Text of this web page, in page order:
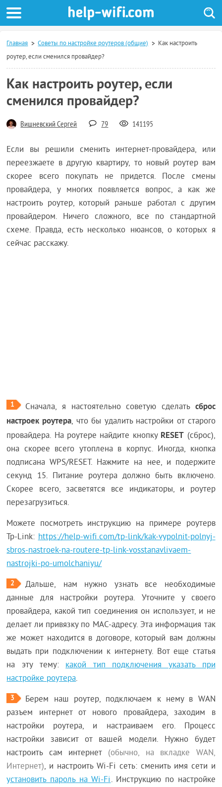
Главная Советы по настройке роутеров (общие)
Как настроить
роутер, если сменился провайдер?
Как настроить роутер, если
сменился провайдер?
Вишневский Сергей 79 141195
Если вы решили сменить интернет-провайдера, или
переезжаете в другую квартиру, то новый роутер вам
скорее всего покупать не придется. После смены
провайдера, у многих появляется вопрос, а как же
настроить роутер, который раньше работал с другим
провайдером. Ничего сложного, все по стандартной
схеме. Правда, есть несколько нюансов, о которых я
сейчас расскажу.
1 Сначала, я настоятельно советую сделать сброс
настроек роутера, что бы удалить настройки от старого
провайдера. На роутере найдите кнопку RESET (сброс),
она скорее всего утоплена в корпус. Иногда, кнопка
подписана WPS/RESET. Нажмите на нее, и подержите
секунд 15. Питание роутера должно быть включено.
Скорее всего, засветятся все индикаторы, и роутер
перезагрузиться.
Можете посмотреть инструкцию на примере роутерв
Tp-Link:https://help-wifi.com/tp-link/kak-vypolnit-polnyj-
sbros-nastroek-na-routere-tp-link-vosstanavlivaem-
nastrojki-po-umolchaniyu/
2
Дальше, нам нужно узнать все необходимые
данные для настройки роутера. Уточните у своего
провайдера, какой тип соединения он использует, и не
делает ли привязку по MAC-адресу. Эта информация так
же может находится в договоре, который вам должны
выдать при подключении к интернету. Вот еще статья
на эту тему:какой тип подключения указать при
настройке роутера.
3
Берем наш роутер, подключаем к нему в WAN
разъем интернет от нового провайдера, заходим в
настройки роутера, и настраиваем его. Процесс
настройки зависит от вашей модели. Нужно будет
настроить сам интернет (обычно, на вкладке WAN,
Интернет), и настроить Wi-Fi сеть: сменить имя сети и
установить пароль на Wi-Fi. Инструкцию по настройке